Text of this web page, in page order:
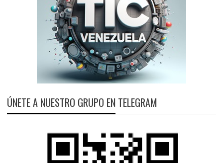
ÚNETE A NUESTRO GRUPO EN TELEGRAM